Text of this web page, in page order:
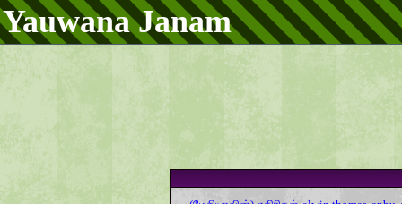
Yauwana Janam